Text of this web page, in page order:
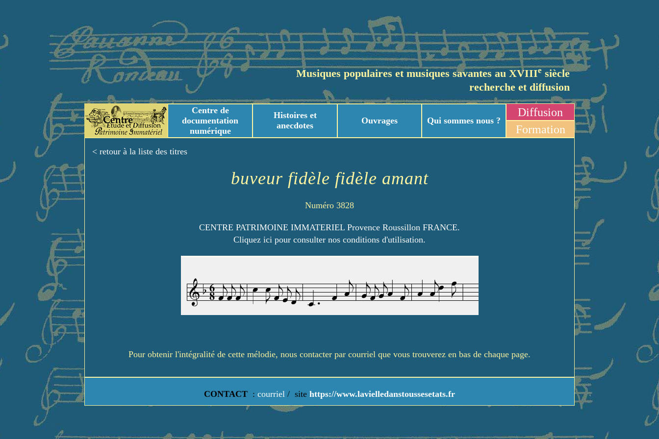
Musiques populaires et musiques savantes au XVIIIesiècle
recherche et diffusion
Centre de
documentation
numérique
Histoires et
anecdotes
Ouvrages Qui sommes nous ?
Diffusion
Formation
< retour à la liste des titres
buveur fidèle fidèle amant
Numéro 3828
CENTRE PATRIMOINE IMMATERIEL Provence Roussillon FRANCE.
Cliquez ici pour consulter nos conditions d'utilisation.
Pour obtenir l'intégralité de cette mélodie, nous contacter par courriel que vous trouverez en bas de chaque page.
CONTACT : courriel / site https://www.lavielledanstoussesetats.fr